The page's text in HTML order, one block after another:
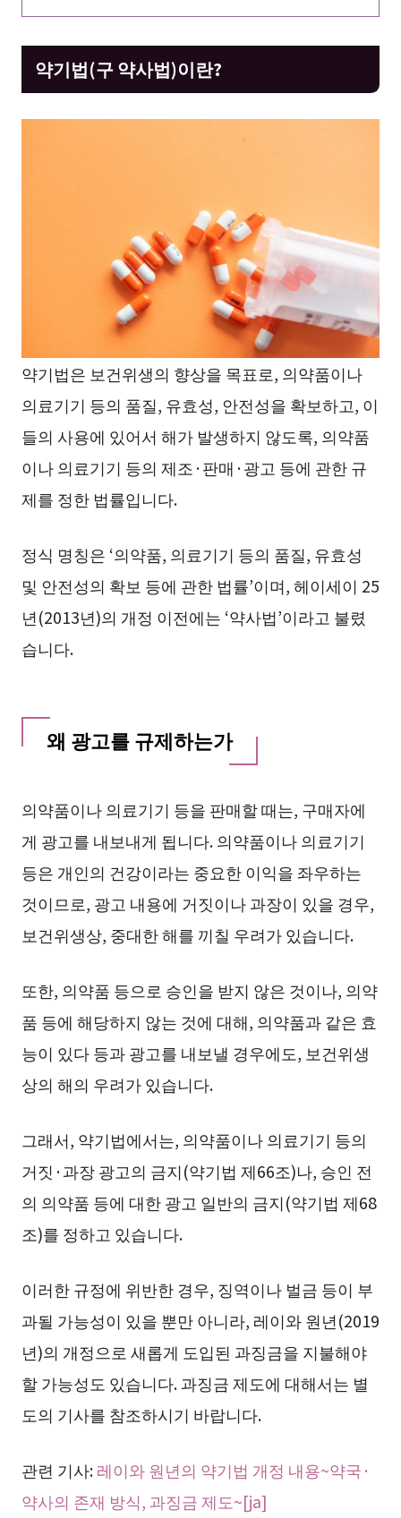
약기법(구 약사법)이란?
약기법은 보건위생의 향상을 목표로, 의약품이나
의료기기 등의 품질, 유효성, 안전성을 확보하고, 이
들의 사용에 있어서 해가 발생하지 않도록, 의약품
이나 의료기기 등의 제조·판매·광고 등에 관한 규
제를 정한 법률입니다.
정식 명칭은 ‘의약품, 의료기기 등의 품질, 유효성
및 안전성의 확보 등에 관한 법률’이며, 헤이세이 25
년(2013년)의 개정 이전에는 ‘약사법’이라고 불렸
습니다.
왜 광고를 규제하는가
의약품이나 의료기기 등을 판매할 때는, 구매자에
게 광고를 내보내게 됩니다. 의약품이나 의료기기
등은 개인의 건강이라는 중요한 이익을 좌우하는
것이므로, 광고 내용에 거짓이나 과장이 있을 경우,
보건위생상, 중대한 해를 끼칠 우려가 있습니다.
또한, 의약품 등으로 승인을 받지 않은 것이나, 의약
품 등에 해당하지 않는 것에 대해, 의약품과 같은 효
능이 있다 등과 광고를 내보낼 경우에도, 보건위생
상의 해의 우려가 있습니다.
그래서, 약기법에서는, 의약품이나 의료기기 등의
거짓·과장 광고의 금지(약기법 제66조)나, 승인 전
의 의약품 등에 대한 광고 일반의 금지(약기법 제68
조)를 정하고 있습니다.
이러한 규정에 위반한 경우, 징역이나 벌금 등이 부
과될 가능성이 있을 뿐만 아니라, 레이와 원년(2019
년)의 개정으로 새롭게 도입된 과징금을 지불해야
할 가능성도 있습니다. 과징금 제도에 대해서는 별
도의 기사를 참조하시기 바랍니다.
관련 기사:레이와 원년의 약기법 개정 내용~약국·
약사의 존재 방식, 과징금 제도~[ja]